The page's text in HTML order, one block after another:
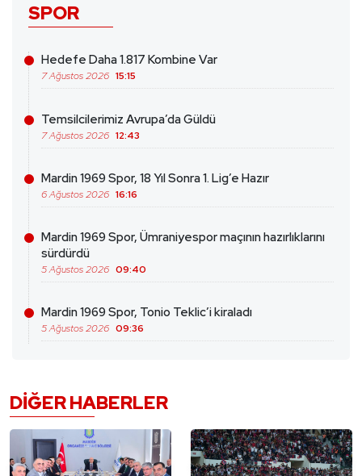
SPOR
Hedefe Daha 1.817 Kombine Var
7 Ağustos 2026 15:15
Temsilcilerimiz Avrupa’da Güldü
7 Ağustos 2026 12:43
Mardin 1969 Spor, 18 Yıl Sonra 1. Lig’e Hazır
6 Ağustos 2026 16:16
Mardin 1969 Spor, Ümraniyespor maçının hazırlıklarını
sürdürdü
5 Ağustos 2026 09:40
Mardin 1969 Spor, Tonio Teklic’i kiraladı
5 Ağustos 2026 09:36
DIĞER HABERLER